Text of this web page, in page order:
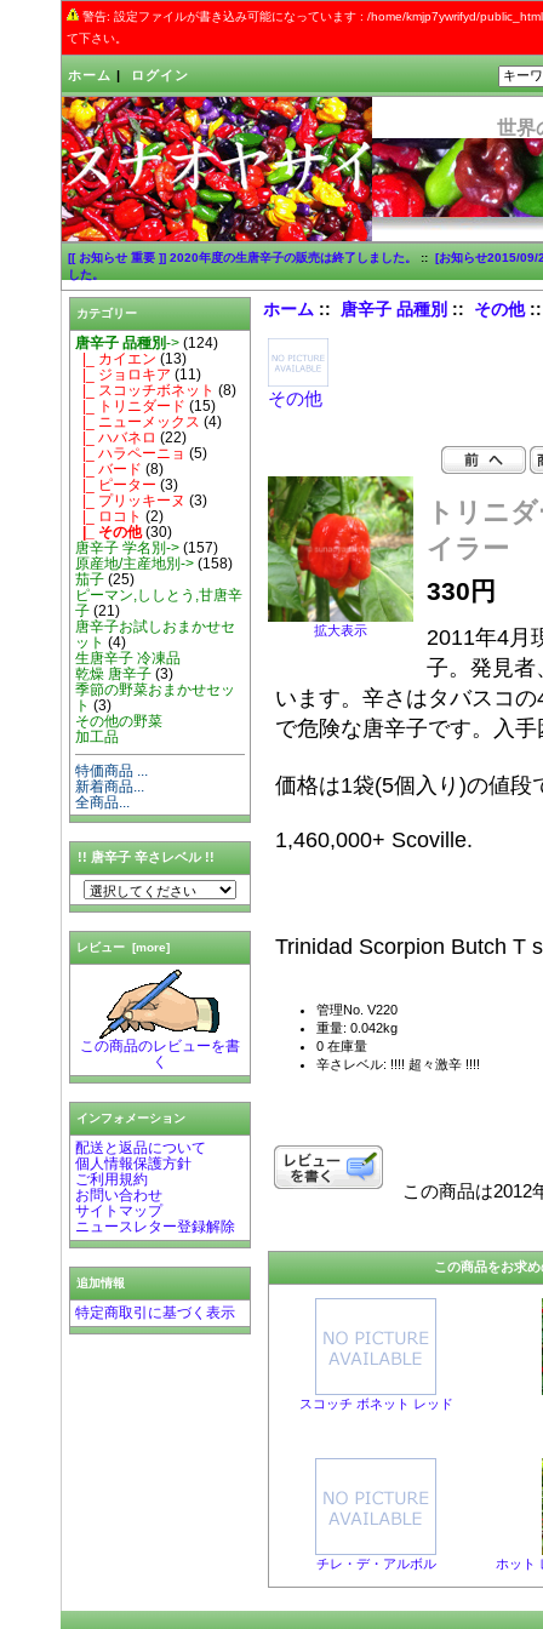
警告: 設定ファイルが書き込み可能になっています : /home/kmjp7ywrifyd/
て下さい。
ホーム | ログイン
世界
[[ お知らせ 重要 ]] 2020年度の生唐辛子の販売は終了しました。 ::[お知らせ2015/09/
した。
カテゴリー
唐辛子 品種別->(124)
|_ カイエン (13)
|_ ジョロキア (11)
|_ スコッチボネット (8)
|_ トリニダード (15)
|_ ニューメックス (4)
|_ ハバネロ (22)
|_ ハラペーニョ (5)
|_ バード (8)
|_ ピーター (3)
|_ プリッキーヌ (3)
|_ ロコト (2)
|_ その他(30)
唐辛子 学名別->(157)
原産地/主産地別->(158)
茄子(25)
ピーマン,ししとう,甘唐辛
子(21)
唐辛子お試しおまかせセ
ット (4)
生唐辛子 冷凍品
乾燥 唐辛子(3)
季節の野菜おまかせセッ
ト (3)
その他の野菜
加工品
特価商品 ...
新着商品...
全商品...
!! 唐辛子 辛さレベル !!
レビュー [more]
この商品のレビューを書
く
インフォメーション
配送と返品について
個人情報保護方針
ご利用規約
お問い合わせ
サイトマップ
ニュースレター登録解除
追加情報
特定商取引に基づく表示
ホーム :: 唐辛子 品種別 :: その他::
その他
拡大表示
トリニ
イラー
330円
2011年4月
子。発見者
います。辛さはタバスコ
で危険な唐辛子です。入
価格は1袋(5個入り)の値段
1,460,000+ Scoville.
Trinidad Scorpion Butch T
管理No. V220
重量: 0.042kg
0 在庫量
辛さレベル: !!!! 超々激辛 !!!!
この商品は2012
この商品をお求
スコッチ ボネット レッド
チレ・デ・アルボル ホット